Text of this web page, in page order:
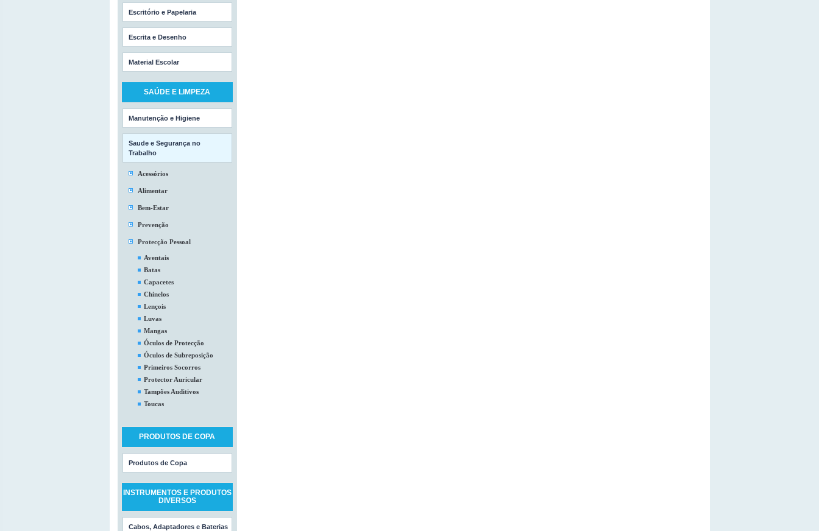
Escritório e Papelaria
Escrita e Desenho
Material Escolar
SAÚDE E LIMPEZA
Manutenção e Higiene
Saude e Segurança no
Trabalho
Acessórios
Alimentar
Bem-Estar
Prevenção
Protecção Pessoal
Aventais
Batas
Capacetes
Chinelos
Lençois
Luvas
Mangas
Óculos de Protecção
Óculos de Subreposição
Primeiros Socorros
Protector Auricular
Tampões Auditivos
Toucas
PRODUTOS DE COPA
Produtos de Copa
INSTRUMENTOS E PRODUTOS
DIVERSOS
Cabos, Adaptadores e Baterias